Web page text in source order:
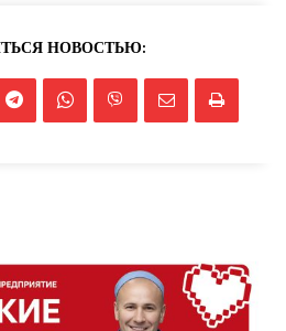
НОВОСТЬЮ: